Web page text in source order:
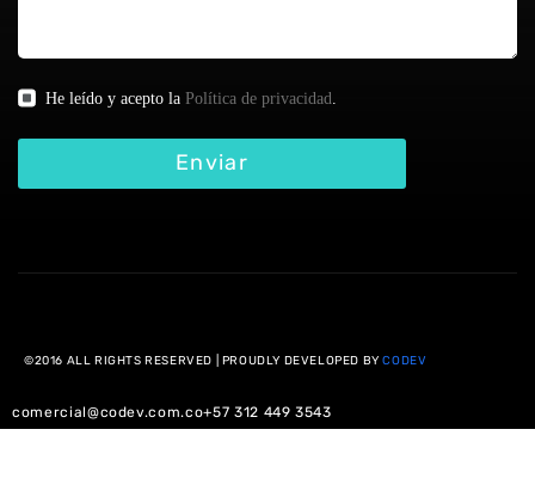
He leído y acepto la Política de privacidad
Enviar
©2016 ALL RIGHTS RESERVED | PROUDLY DEVELOPED BYCODEV
comercial@codev.com.co+57 312 449 3543